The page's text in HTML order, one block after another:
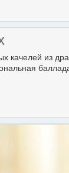
качелей из